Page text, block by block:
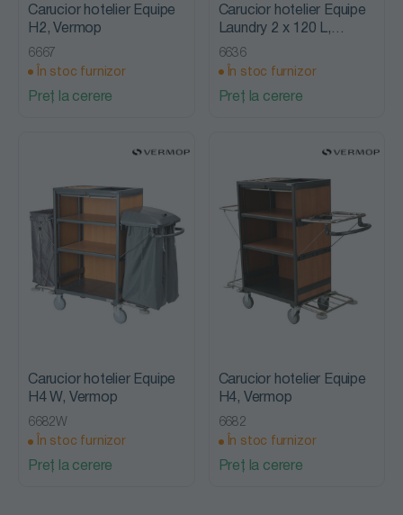
Carucior hotelier Equipe
H2, Vermop
6667
În stoc furnizor
Preț la cerere
Carucior hotelier Equipe
Laundry 2 x 120 L,
Vermop
6636
În stoc furnizor
Preț la cerere
Carucior hotelier Equipe
H4 W, Vermop
6682W
În stoc furnizor
Preț la cerere
Carucior hotelier Equipe
H4, Vermop
6682
În stoc furnizor
Preț la cerere